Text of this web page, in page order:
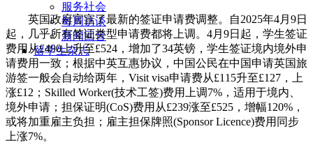
服务社会
每周访谈
新闻回音
留学生杂志
英国政府官宣了最新的签证申请费调整。自2025年4月9日
起，几乎所有签证类型申请费都将上调。4月9日起，学生签证
费用从£490上升至£524，增加了34英镑，学生签证境内境外申
请费用一致；根据中英互惠协议，中国公民在中国申请英国旅
游签一般会自动给两年，Visit visa申请费从£115升至£127，上
涨£12；Skilled Worker(技术工签)费用上调7%，适用于境内、
境外申请；担保证明(CoS)费用从£239涨至£525，增幅120%，
或将加重雇主负担；雇主担保牌照(Sponsor Licence)费用同步
上涨7%。